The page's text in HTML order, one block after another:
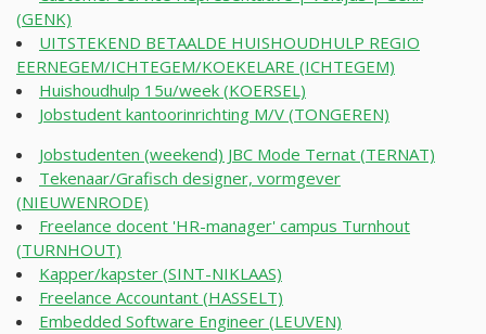
(GENK)
UITSTEKEND BETAALDE HUISHOUDHULP REGIO
EERNEGEM/ICHTEGEM/KOEKELARE (ICHTEGEM)
Huishoudhulp 15u/week (KOERSEL)
Jobstudent kantoorinrichting M/V (TONGEREN)
Jobstudenten (weekend) JBC Mode Ternat (TERNAT)
Tekenaar/Grafisch designer, vormgever
(NIEUWENRODE)
Freelance docent 'HR-manager' campus Turnhout
(TURNHOUT)
Kapper/kapster (SINT-NIKLAAS)
Freelance Accountant (HASSELT)
Embedded Software Engineer (LEUVEN)